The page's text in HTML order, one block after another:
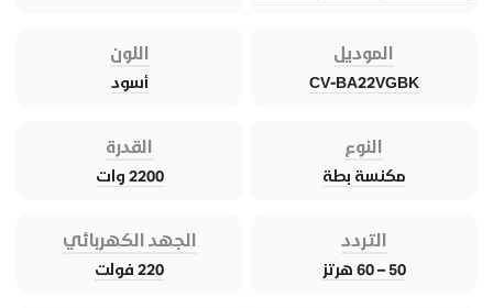
الموديل
CV-BA22VGBK
اللون
أسود
النوع
مكنسة بطة
القدرة
2200 وات
التردد
50 – 60 هرتز
الجهد الكهربائي
220 فولت